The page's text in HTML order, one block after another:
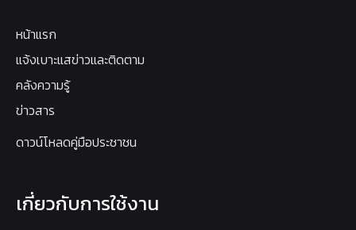
หน้าแรก
แจ้งเบาะแสข่าวและติดตาม
คลังความรู้
ข่าวสาร
ดาวน์โหลดคู่มือประชาชน
เกี่ยวกับการใช้งาน